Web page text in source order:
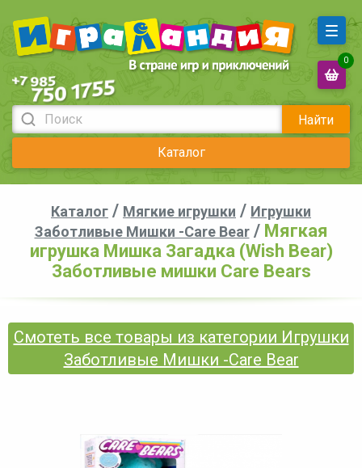
Найти
Каталог
0
Каталог / Мягкие игрушки / Игрушки
Заботливые Мишки -Care Bear/ Мягкая
игрушка Мишка Загадка (Wish Bear)
Заботливые мишки Care Bears
Смотеть все товары из категории Игрушки
Заботливые Мишки -Care Bear